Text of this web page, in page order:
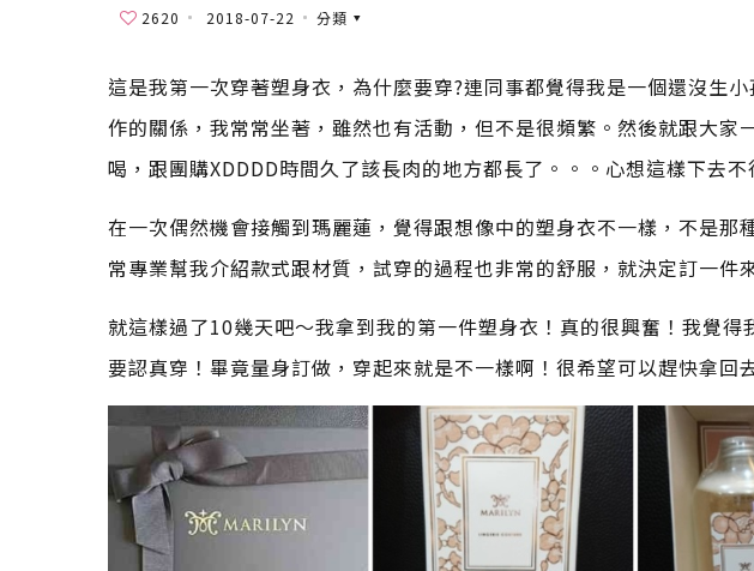
2620 2018-07-22 分類
這是我第一次穿著塑身衣，為什麼要穿?連同事都覺得我是一個還沒生
作的關係，我常常坐著，雖然也有活動，但不是很頻繁。然後就跟大家
喝，跟團購XDDDD時間久了該長肉的地方都長了。。。心想這樣下去
在一次偶然機會接觸到瑪麗蓮，覺得跟想像中的塑身衣不一樣，不是那
常專業幫我介紹款式跟材質，試穿的過程也非常的舒服，就決定訂一件
就這樣過了10幾天吧～我拿到我的第一件塑身衣！真的很興奮！我覺
要認真穿！畢竟量身訂做，穿起來就是不一樣啊！很希望可以趕快拿回